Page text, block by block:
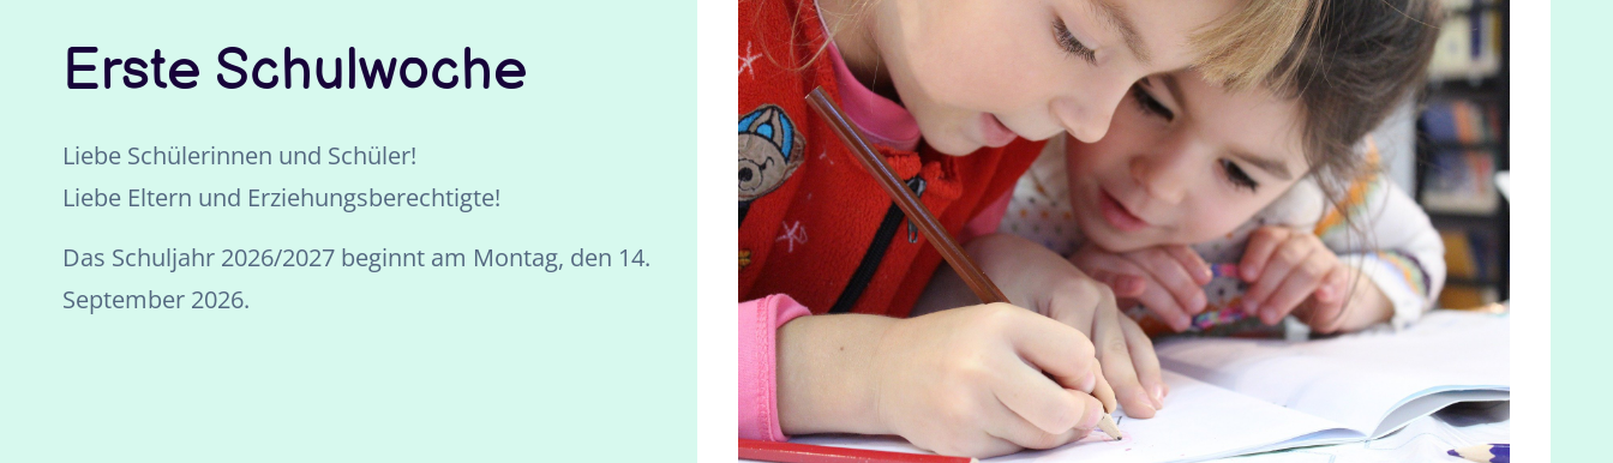
Erste Schulwoche
Liebe Schülerinnen und Schüler!
Liebe Eltern und Erziehungsberechtigte!
Das Schuljahr 2026/2027 beginnt am Montag, den 14.
September 2026.